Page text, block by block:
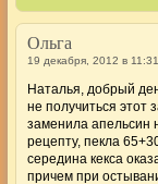
Ольга
19 декабря, 2012 в 11:31
Наталья, добрый
не получиться этот
заменила апельсин
рецепту, пекла
середина кекса
причем при